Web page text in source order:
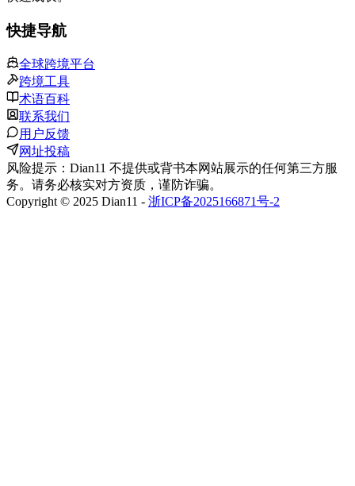
快捷导航
全球跨境平台
跨境工具
术语百科
联系我们
用户反馈
网址投稿
风险提示：Dian11 不提供或背书本网站展示的任何第三方服
务。请务必核实对方资质，谨防诈骗。
Copyright © 2025 Dian11 - 浙ICP备2025166871号-2